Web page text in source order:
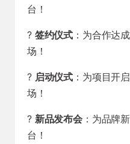
台！
? 签约仪式 ：为合作达
场！
? 启动仪式 ：为项目开
场！
? 新品发布会：为品牌
台！